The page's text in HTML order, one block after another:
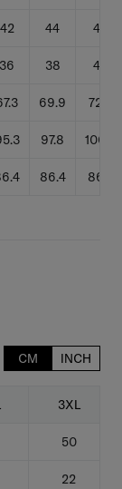
42 44 46
36 38 40
69.9 72.4
97.8 100.3
86.4 86.4
CM INCH
3XL
50
22